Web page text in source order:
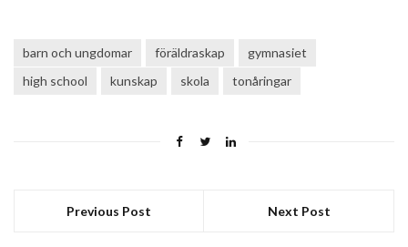
barn och ungdomar föräldraskap
gymnasiet
high school
kunskap skola tonåringar
Previous Post Next Post